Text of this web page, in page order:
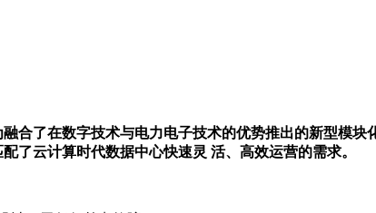
融合了在数字技术与电力电子技术的优势推出的新型模
了云计算时代数据中心快速灵 活、高效运营的需求。